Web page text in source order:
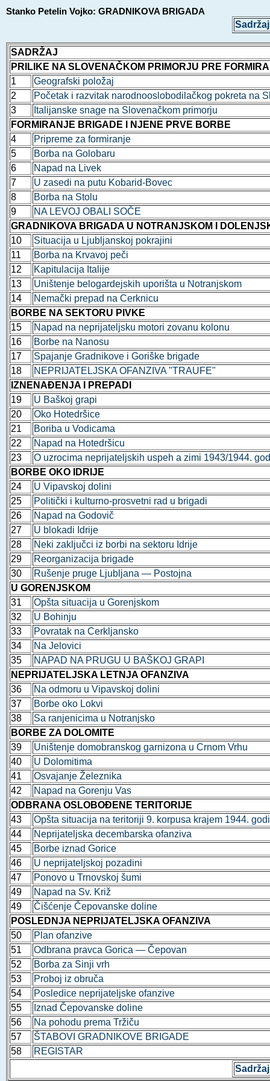
Stanko Petelin Vojko: GRADNIKOVA BRIGADA
Sadržaj
SADRŽAJ
PRILIKE NA SLOVENAČKOM PRIMORJU PRE
1
Geografski položaj
2
Početak i razvitak narodnooslobodilačkog pokreta na
3
Italijanske snage na Slovenačkom primorju
FORMIRANJE BRIGADE I NJENE PRVE BORBE
4
Pripreme za formiranje
5
Borba na Golobaru
6
Napad na Livek
7
U zasedi na putu Kobarid-Bovec
8
Borba na Stolu
9
NA LEVOJ OBALI SOČE
GRADNIKOVA BRIGADA U NOTRANJSKOM I
10
Situacija u Ljubljanskoj pokrajini
11
Borba na Krvavoj peči
12
Kapitulacija Italije
13
Uništenje belogardejskih uporišta u Notranjskom
14
Nemački prepad na Cerknicu
BORBE NA SEKTORU PIVKE
15
Napad na neprijateljsku motori zovanu kolonu
16
Borbe na Nanosu
17
Spajanje Gradnikove i Goriške brigade
18
NEPRIJATELJSKA OFANZIVA "TRAUFE"
IZNENAĐENJA I PREPADI
19
U Baškoj grapi
20
Oko Hotedršice
21
Boriba u Vodicama
22
Napad na Hotedršicu
23
O uzrocima neprijateljskih uspeh a zimi 1943/1944.
BORBE OKO IDRIJE
24
U Vipavskoj dolini
25
Politički i kulturno-prosvetni rad u brigadi
26
Napad na Godovič
27
U blokadi Idrije
28
Neki zaključci iz borbi na sektoru Idrije
29
Reorganizacija brigade
30
Rušenje pruge Ljubljana — Postojna
U GORENJSKOM
31
Opšta situacija u Gorenjskom
32
U Bohinju
33
Povratak na Cerkljansko
34
Na Jelovici
35
NAPAD NA PRUGU U BAŠKOJ GRAPI
NEPRIJATELJSKA LETNJA OFANZIVA
36
Na odmoru u Vipavskoj dolini
37
Borbe oko Lokvi
38
Sa ranjenicima u Notranjsko
BORBE ZA DOLOMITE
39
Uništenje domobranskog garnizona u Crnom Vrhu
40
U Dolomitima
41
Osvajanje Železnika
42
Napad na Gorenju Vas
ODBRANA OSLOBOĐENE TERITORIJE
43
Opšta situacija na teritoriji 9. korpusa krajem 1944.
44
Neprijateljska decembarska ofanziva
45
Borbe iznad Gorice
46
U neprijateljskoj pozadini
47
Ponovo u Trnovskoj šumi
49
Napad na Sv. Križ
49
Čišćenje Čepovanske doline
POSLEDNJA NEPRIJATELJSKA OFANZIVA
50
Plan ofanzive
51
Odbrana pravca Gorica — Čepovan
52
Borba za Sinji vrh
53
Proboj iz obruča
54
Posledice neprijateljske ofanzive
55
Iznad Čepovanske doline
56
Na pohodu prema Tržiču
57
ŠTABOVI GRADNIKOVE BRIGADE
58
REGISTAR
Sadržaj